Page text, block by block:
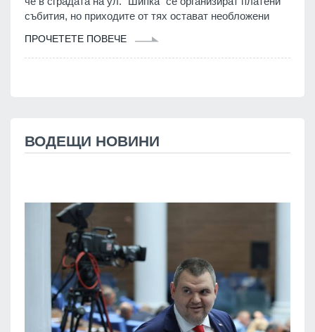
събития, но приходите от тях остават необложени
ПРОЧЕТЕТЕ ПОВЕЧЕ
ВОДЕЩИ НОВИНИ